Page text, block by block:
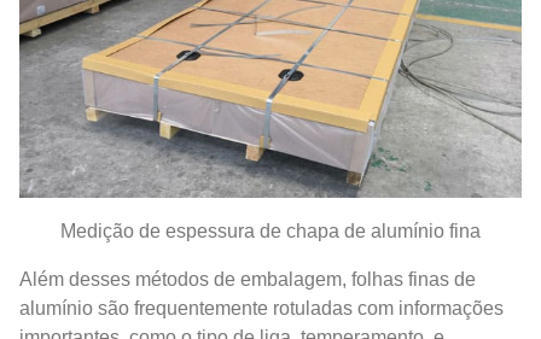
Medição de espessura de chapa de alumínio fina
Além desses métodos de embalagem, folhas finas de
alumínio são frequentemente rotuladas com informações